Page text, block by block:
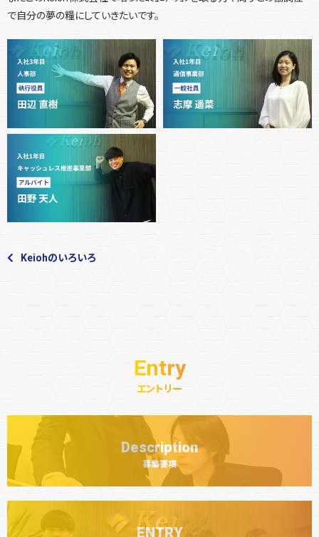
で自分の夢の糧にしていきたいです。
Keiohのいろいろ
Entry
エントリー
Description
ENTRY